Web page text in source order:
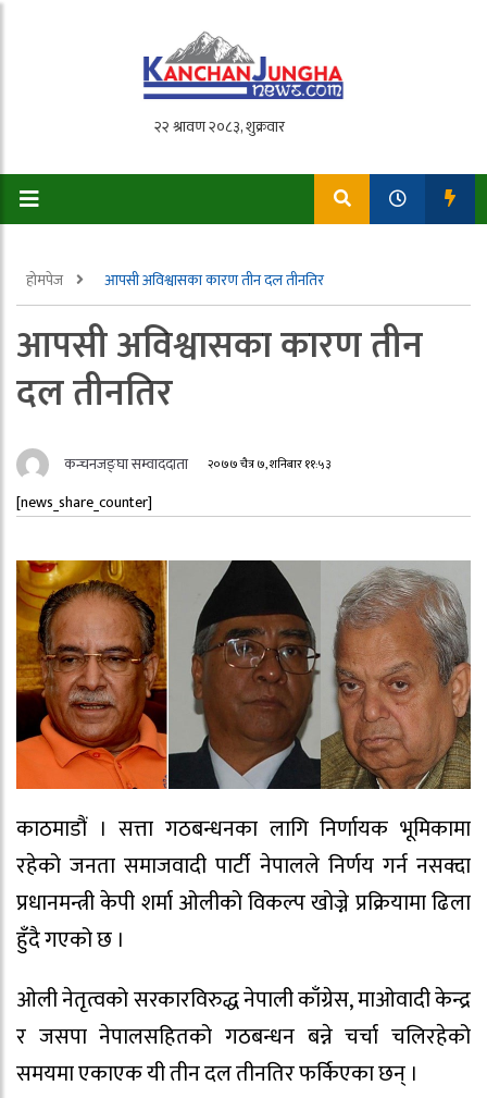
होमपेज आपसी अविश्वासका कारण तीन दल तीनतिर
आपसी अविश्वासका कारण तीन
दल तीनतिर
कन्चनजङ्घा सम्वाददाता २०७७ चैत्र ७, शनिबार ११:५३
[news_share_counter]
काठमाडौं । सत्ता गठबन्धनका लागि निर्णायक भूमिकामा
रहेको जनता समाजवादी पार्टी नेपालले निर्णय गर्न नसक्दा
प्रधानमन्त्री केपी शर्मा ओलीको विकल्प खोज्ने प्रक्रियामा ढिला
हुँदै गएको छ ।
ओली नेतृत्वको सरकारविरुद्ध नेपाली काँग्रेस, माओवादी केन्द्र
र जसपा नेपालसहितको गठबन्धन बन्ने चर्चा चलिरहेको
समयमा एकाएक यी तीन दल तीनतिर फर्किएका छन् ।